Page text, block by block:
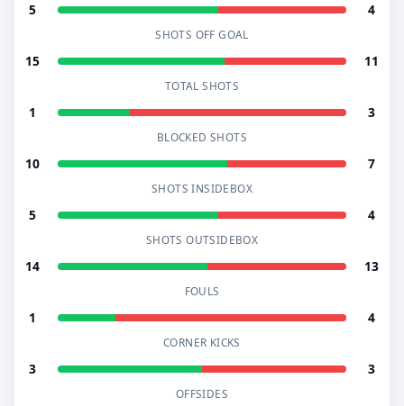
5 4
SHOTS OFF GOAL
15 11
TOTAL SHOTS
1 3
BLOCKED SHOTS
10 7
SHOTS INSIDEBOX
5 4
SHOTS OUTSIDEBOX
14 13
FOULS
1 4
CORNER KICKS
3 3
OFFSIDES